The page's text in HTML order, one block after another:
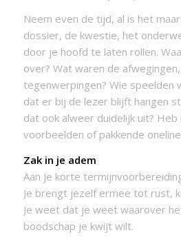
Neem even de tijd, al is het
dossier, de kwestie, het
door je hoofd te laten rollen.
over? Wat waren de
tegenwerpingen? Wie speelden
dat er bij de lezer blijft hangen
dat ook alweer duidelijk uit? Heb
voorbeelden of pakkende
Zak in je adem
Aan je korte
Je brengt jezelf ermee tot rust,
Je weet dat je weet waarover
boodschap je kwijt wilt.